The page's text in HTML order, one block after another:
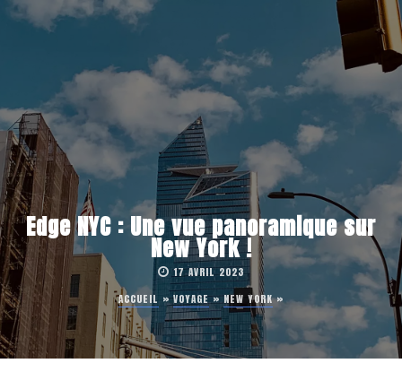
Edge NYC : Une vue panoramique sur
New York !
17 AVRIL 2023
ACCUEIL »VOYAGE»NEW YORK»